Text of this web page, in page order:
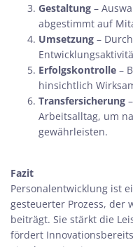
Gestaltung –
abgestimmt auf
Umsetzung –
Erfolgskontrolle –
hinsichtlich
Transfersicherung
Arbeitsalltag, um
gewährleisten.
Fazit
Personalentwicklung ist
gesteuerter Prozess, der
beiträgt. Sie stärkt die
fördert